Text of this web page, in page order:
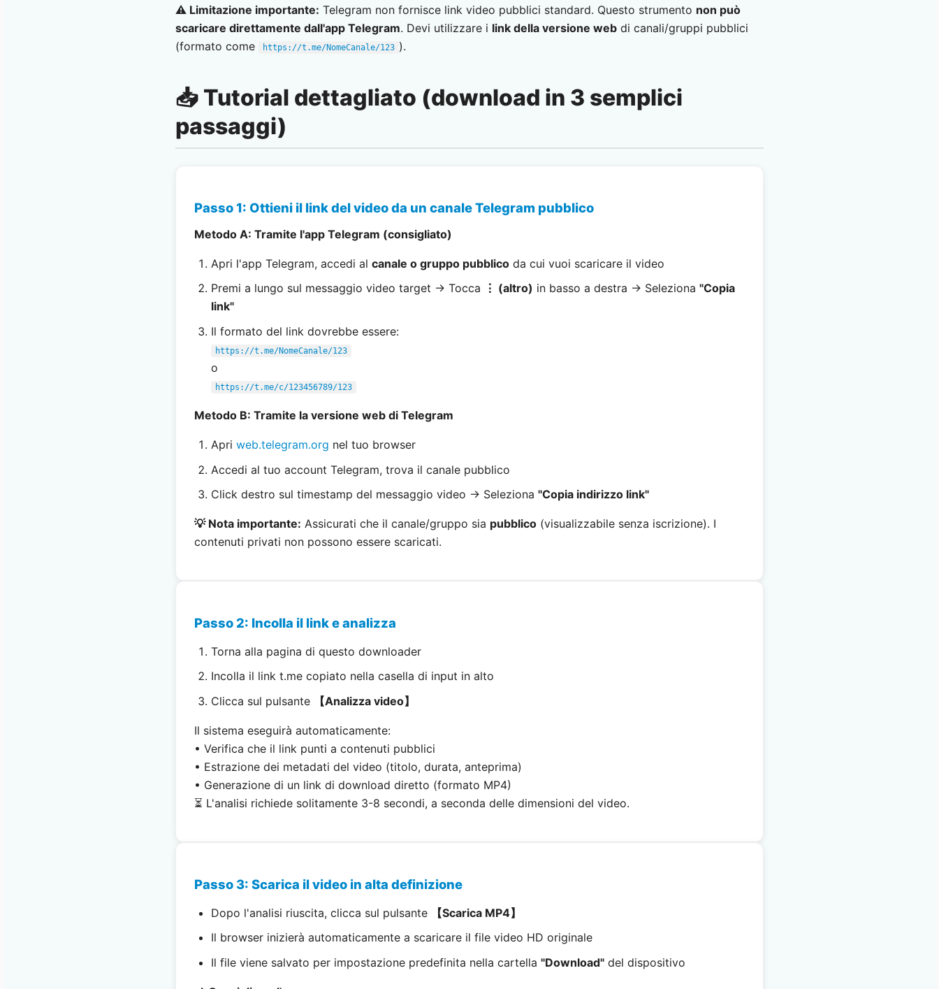
⚠️ Limitazione importante: Telegram non fornisce link video pubblici standard. Questo strumento non può
scaricare direttamente dall'app Telegram. Devi utilizzare i link della versione web di canali/gruppi pubblici
(formato come
https://t.me/NomeCanale/123 ).
📥 Tutorial dettagliato (download in 3 semplici
passaggi)
Passo 1: Ottieni il link del video da un canale Telegram pubblico
Metodo A: Tramite l'app Telegram (consigliato)
Apri l'app Telegram, accedi al canale o gruppo pubblicoda cui vuoi scaricare il video
Premi a lungo sul messaggio video target → Tocca
⋮ (altro) in basso a destra → Seleziona "Copia
link"
Il formato del link dovrebbe essere:
https://t.me/NomeCanale/123
o
https://t.me/c/123456789/123
Metodo B: Tramite la versione web di Telegram
Apri web.telegram.org nel tuo browser
Accedi al tuo account Telegram, trova il canale pubblico
Click destro sul timestamp del messaggio video → Seleziona "Copia indirizzo link"
💡 Nota importante: Assicurati che il canale/gruppo sia pubblico(visualizzabile senza iscrizione). I
contenuti privati non possono essere scaricati.
Passo 2: Incolla il link e analizza
Torna alla pagina di questo downloader
Incolla il link t.me copiato nella casella di input in alto
Clicca sul pulsante
【Analizza video】
Il sistema eseguirà automaticamente:
• Verifica che il link punti a contenuti pubblici
• Estrazione dei metadati del video (titolo, durata, anteprima)
• Generazione di un link di download diretto (formato MP4)
⏳ L'analisi richiede solitamente 3-8 secondi, a seconda delle dimensioni del video.
Passo 3: Scarica il video in alta definizione
Dopo l'analisi riuscita, clicca sul pulsante
【Scarica MP4】
Il browser inizierà automaticamente a scaricare il file video HD originale
Il file viene salvato per impostazione predefinita nella cartella "Download"del dispositivo